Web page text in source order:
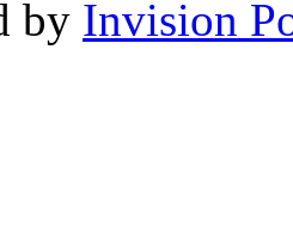
by Invision